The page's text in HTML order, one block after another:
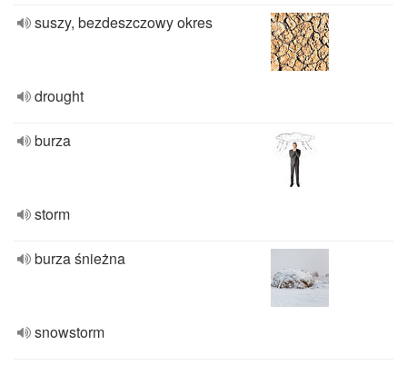
suszy, bezdeszczowy okres
drought
burza
storm
burza śnieżna
snowstorm